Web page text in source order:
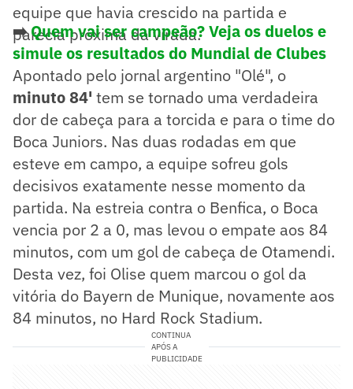
equipe que havia crescido na partida e
parecia próxima da virada.
➡️Quem vai ser campeão? Veja os duelos e
simule os resultados do Mundial de Clubes
Apontado pelo jornal argentino "Olé", o
minuto 84' tem se tornado uma verdadeira
dor de cabeça para a torcida e para o time do
Boca Juniors. Nas duas rodadas em que
esteve em campo, a equipe sofreu gols
decisivos exatamente nesse momento da
partida. Na estreia contra o Benfica, o Boca
vencia por 2 a 0, mas levou o empate aos 84
minutos, com um gol de cabeça de Otamendi.
Desta vez, foi Olise quem marcou o gol da
vitória do Bayern de Munique, novamente aos
84 minutos, no Hard Rock Stadium.
CONTINUA
APÓS A
PUBLICIDADE